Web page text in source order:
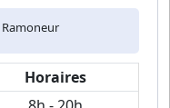
Ramoneur
Horaires